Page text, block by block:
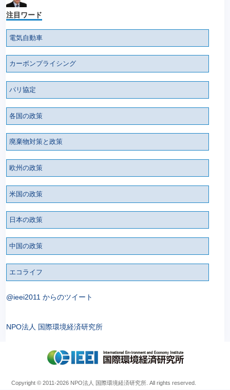
注目ワード
電気自動車
カーボンプライシング
パリ協定
各国の政策
廃棄物対策と政策
欧州の政策
米国の政策
日本の政策
中国の政策
エコライフ
@ieei2011 からのツイート
NPO法人 国際環境経済研究所
Copyright © 2011-2026 NPO法人 国際環境経済研究所. All rights reserved.